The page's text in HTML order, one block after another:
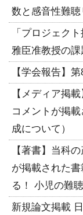
数と感音性難
「プロジェク
雅臣准教授の
【学会報告】
【メディア掲
コメントが掲
成について）
【著書】当科
が掲載された
る！ 小児の難
新規論文掲載